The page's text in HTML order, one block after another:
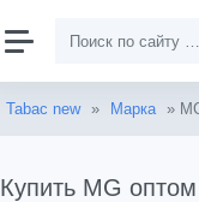
Tabac new » Марка »
Купить MG